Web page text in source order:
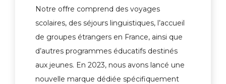
Notre offre comprend des voyages
scolaires, des séjours linguistiques, l’accueil
de groupes étrangers en France, ainsi que
d’autres programmes éducatifs destinés
aux jeunes. En 2023, nous avons lancé une
nouvelle marque dédiée spécifiquement